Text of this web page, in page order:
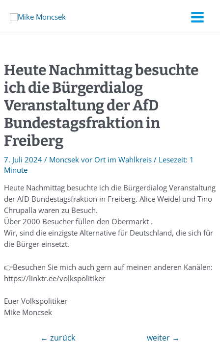
Heute Nachmittag besuchte
ich die Bürgerdialog
Veranstaltung der AfD
Bundestagsfraktion in
Freiberg
7. Juli 2024 / Moncsek vor Ort im Wahlkreis/
1
Minute
Heute Nachmittag besuchte ich die Bürgerdialog Veranstaltung
der AfD Bundestagsfraktion in Freiberg. Alice Weidel und Tino
Chrupalla waren zu Besuch.
Über 2000 Besucher füllen den Obermarkt .
Wir, sind die einzigste Alternative für Deutschland, die sich für
die Bürger einsetzt.
👉Besuchen Sie mich auch gern auf meinen anderen Kanälen:
https://linktr.ee/volkspolitiker
Euer Volkspolitiker
Mike Moncsek
← zurück weiter →